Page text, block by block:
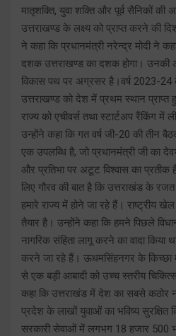
मातृशक्ति, युवा शक्ति और पूर्व सैनिकों की
उत्तराखण्ड के लक्ष्य को प्राप्त करने की
ने कहा कि प्रधानमंत्री नरेन्द्र मोदी ने
दशक उत्तराखण्ड का दशक होगा।
विकास पथ पर अग्रसर है।वर्ष 2023-
उत्तराखण्ड को देश में प्रथम स्थान
राज्य को एचीवर्स तथा स्टार्टअप रैंकिंग में
उन्होंने कहा कि गत वर्ष जी-20 की तीन
एक उपलब्धि है, जो प्रधानमंत्री जी का
और प्रतिभा पर अटूट विश्वास का प्रतीक
लिए गौरव की बात है कि उत्तराखंड के
हमारे राज्य में होने जा रहे हैं। राष्ट्रीय
तैयार है। उन्होंने कहा कि हमने पिछले
नागरिक संहिता लागू करने का वादा
करने जा रहे हैं। ऊधमसिंहनगर के
से एक बड़ी आबादी को उच्च स्तरीय
कहा कि उत्तराखंड में देश का सबसे कठोर
प्रदेश के लाखों युवाओं का भविष्य सुरक्षित
सरकारी सेवाओं में लगभग 18 हजार 500